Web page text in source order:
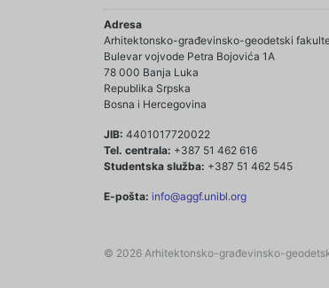
Adresa
Arhitektonsko-građevinsko-geodetski
Bulevar vojvode Petra Bojovića 1A
78 000 Banja Luka
Republika Srpska
Bosna i Hercegovina
JIB: 4401017720022
Tel. centrala: +387 51 462 616
Studentska služba: +387 51 462 545
E-pošta: info@aggf.unibl.org
© 2026 Arhitektonsko-građevinsko-